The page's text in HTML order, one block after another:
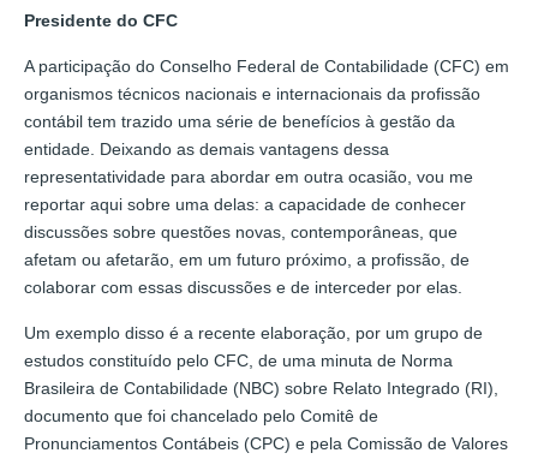
Presidente do CFC
A participação do Conselho Federal de Contabilidade (CFC) em
organismos técnicos nacionais e internacionais da profissão
contábil tem trazido uma série de benefícios à gestão da
entidade. Deixando as demais vantagens dessa
representatividade para abordar em outra ocasião, vou me
reportar aqui sobre uma delas: a capacidade de conhecer
discussões sobre questões novas, contemporâneas, que
afetam ou afetarão, em um futuro próximo, a profissão, de
colaborar com essas discussões e de interceder por elas.
Um exemplo disso é a recente elaboração, por um grupo de
estudos constituído pelo CFC, de uma minuta de Norma
Brasileira de Contabilidade (NBC) sobre Relato Integrado (RI),
documento que foi chancelado pelo Comitê de
Pronunciamentos Contábeis (CPC) e pela Comissão de Valores